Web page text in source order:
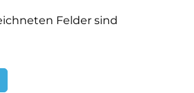
Felder sind